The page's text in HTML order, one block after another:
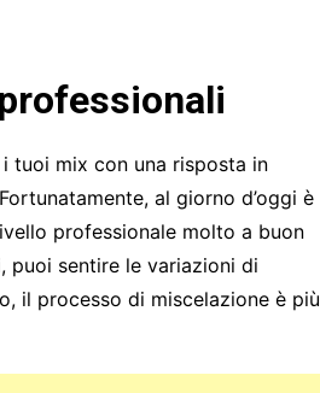
tuoi mix con una risposta in
al giorno d’oggi è
professionale molto a buon
puoi sentire le variazioni di
il processo di miscelazione è più